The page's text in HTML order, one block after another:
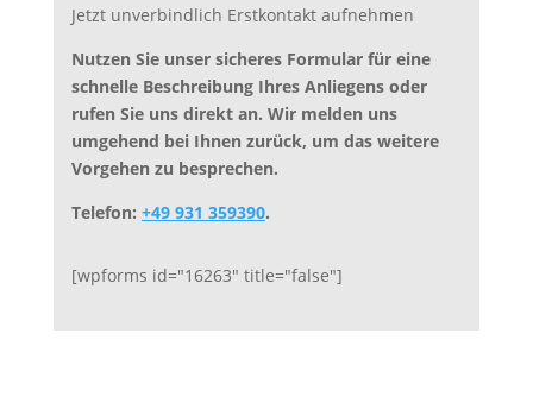
Jetzt unverbindlich Erstkontakt aufnehmen
Nutzen Sie unser sicheres Formular für eine
schnelle Beschreibung Ihres Anliegens oder
rufen Sie uns direkt an. Wir melden uns
umgehend bei Ihnen zurück, um das weitere
Vorgehen zu besprechen.
Telefon: +49 931 359390.
[wpforms id="16263" title="false"]